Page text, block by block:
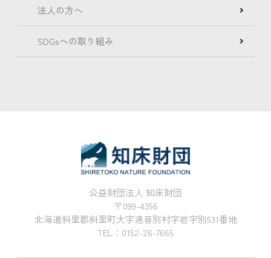
法人の方へ
SDGsへの取り組み
公益財団法人 知床財団
〒099-4356
北海道斜里郡斜里町大字遠音別村字岩宇別531番地
TEL：0152-26-7665